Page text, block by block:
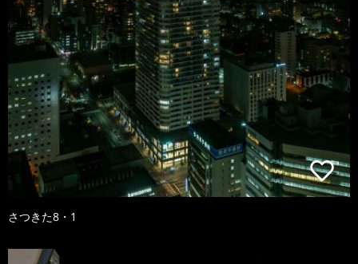
さつきた8・1